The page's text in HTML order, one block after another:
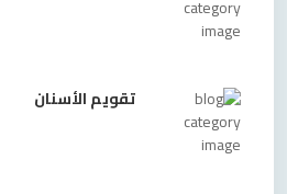
تقويم الأسنان